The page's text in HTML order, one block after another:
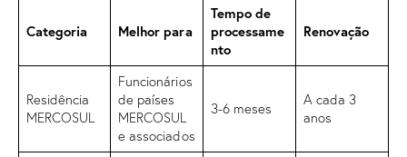
Categoria Melhor para
Tempo de
processame
nto
Renovação
Residência
MERCOSUL
Funcionários
de países
MERCOSUL
e associados
3-6 meses
A cada 3
anos